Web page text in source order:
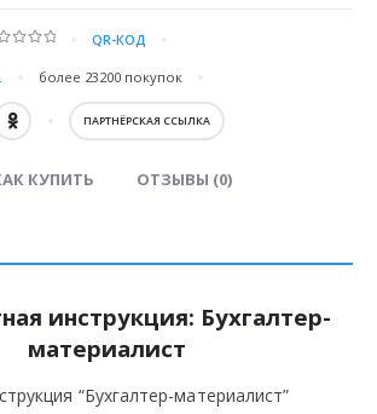
QR-КОД
более 23200 покупок
ПАРТНЁРСКАЯ ССЫЛКА
КУПИТЬ ОТЗЫВЫ (0)
инструкция: Бухгалтер-
материалист
“Бухгалтер-материалист”